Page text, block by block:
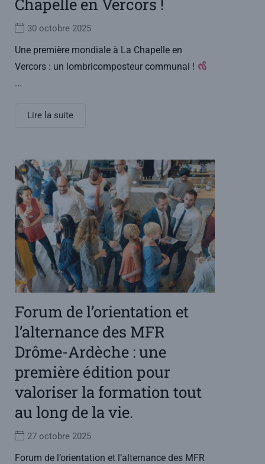
Chapelle en Vercors !
30 octobre 2025
Une première mondiale à La Chapelle en
Vercors : un lombricomposteur communal !
...
Lire la suite
Forum de l’orientation et
l’alternance des MFR
Drôme-Ardèche : une
première édition pour
valoriser la formation tout
au long de la vie.
27 octobre 2025
Forum de l’orientation et l’alternance des MFR